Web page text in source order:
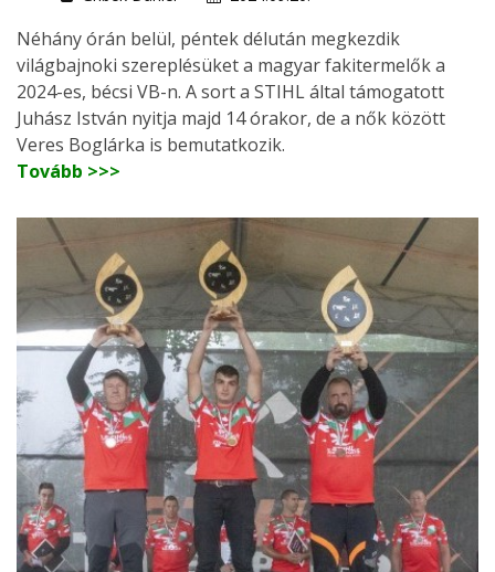
Néhány órán belül, péntek délután megkezdik
világbajnoki szereplésüket a magyar fakitermelők a
2024-es, bécsi VB-n. A sort a STIHL által támogatott
Juhász István nyitja majd 14 órakor, de a nők között
Veres Boglárka is bemutatkozik.
Tovább >>>